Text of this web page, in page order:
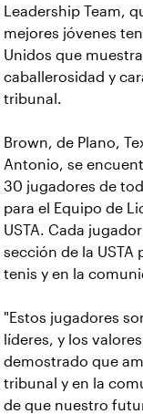
Leadership Team,
mejores jóvenes
Unidos que
caballerosidad y
tribunal.
Brown, de Plano,
Antonio, se
30 jugadores de
para el Equipo de
USTA. Cada
sección de la USTA
tenis y en la
"Estos jugadores
líderes, y los
demostrado que
tribunal y en la
de que nuestro